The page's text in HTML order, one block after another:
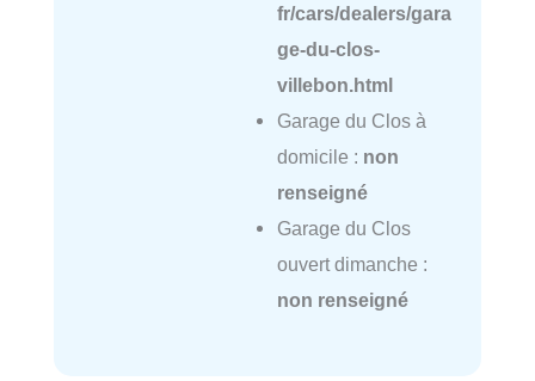
fr/cars/dealers/gara
ge-du-clos-
villebon.html
Garage du Clos à
domicile : non
renseigné
Garage du Clos
ouvert dimanche :
non renseigné